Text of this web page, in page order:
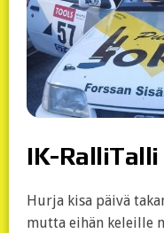
IK-RalliTalli
Hurja kisa päivä
mutta eihän keleille